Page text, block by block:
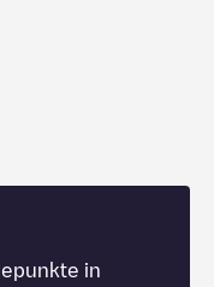
in